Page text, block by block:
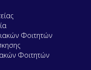
Φοιτητών
Φοιτητών